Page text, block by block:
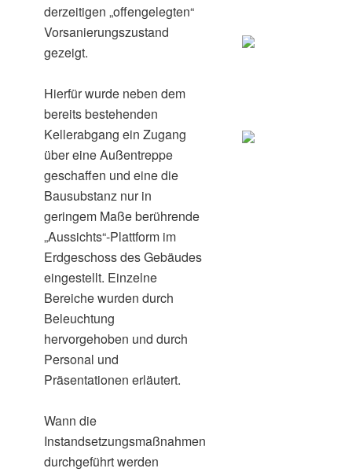
derzeitigen „offengelegten“
Vorsanierungszustand
gezeigt.
Hierfür wurde neben dem
bereits bestehenden
Kellerabgang ein Zugang
über eine Außentreppe
geschaffen und eine die
Bausubstanz nur in
geringem Maße berührende
„Aussichts“-Plattform im
Erdgeschoss des Gebäudes
eingestellt. Einzelne
Bereiche wurden durch
Beleuchtung
hervorgehoben und durch
Personal und
Präsentationen erläutert.
Wann die
Instandsetzungsmaßnahmen
durchgeführt werden